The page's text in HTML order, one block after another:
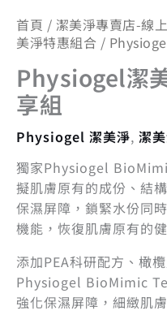
首頁 / 潔美淨專賣店-線
美淨特惠組合 /
Physiogel潔
享組
Physiogel 潔美淨, 潔
獨家Physiogel
擬肌膚原有的成份、結
保濕屏障，鎖緊水份同
機能，恢復肌膚原有的
添加PEA科研配方、橄
Physiogel BioMimic
強化保濕屏障，細緻肌